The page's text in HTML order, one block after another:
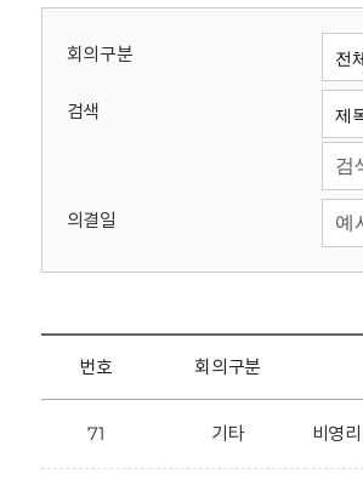
회
회의구분
검색
의결일
번호 회의구분
71 기타 비영